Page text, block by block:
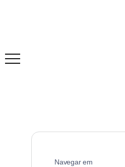
Navegar em